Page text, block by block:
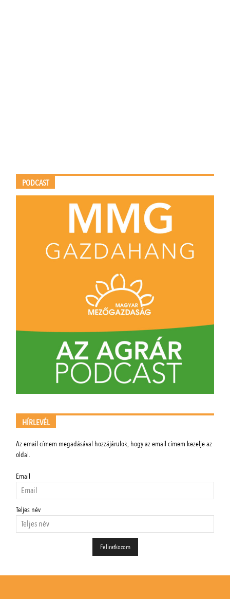
PODCAST
HÍRLEVÉL
Az email címem megadásával hozzájárulok, hogy az email címem kezelje az
oldal.
Email
Teljes név